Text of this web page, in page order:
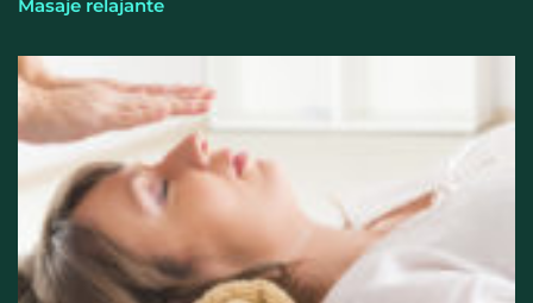
Allianz: el calor dispara los siniestros del hogar en
España
Masaje relajante